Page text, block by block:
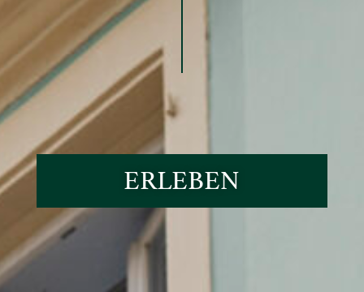
ERLEBEN